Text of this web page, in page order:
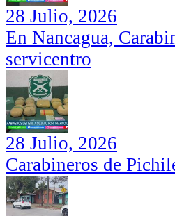
28 Julio, 2026
En Nancagua,
servicentro
28 Julio, 2026
Carabineros de